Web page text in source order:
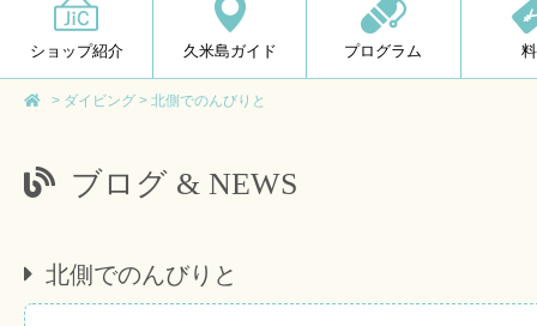
ショップ紹介 久米島ガイド プログラム
> ダイビング > 北側でのんびりと
ブログ & NEWS
北側でのんびりと